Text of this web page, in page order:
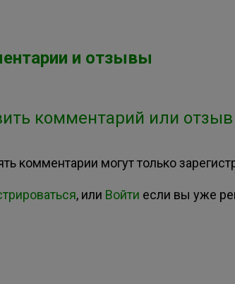
и отзывы
комментарий или отзыв
комментарии могут только
, или Войти если вы уже